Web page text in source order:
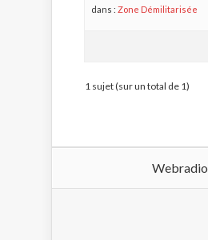
dans : Zone Démilitarisée
1 sujet (sur un total de 1)
Webradio